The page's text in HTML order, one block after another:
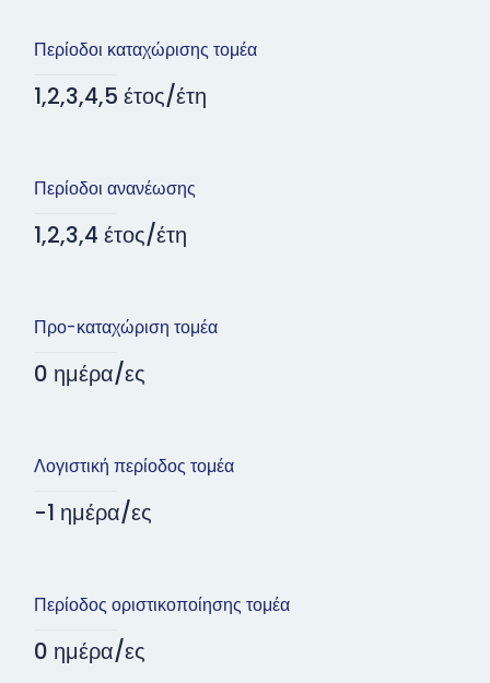
Περίοδοι καταχώρισης τομέα
1,2,3,4,5 έτος/έτη
Περίοδοι ανανέωσης
1,2,3,4 έτος/έτη
Προ-καταχώριση τομέα
0 ημέρα/ες
Λογιστική περίοδος τομέα
-1 ημέρα/ες
Περίοδος οριστικοποίησης τομέα
0 ημέρα/ες